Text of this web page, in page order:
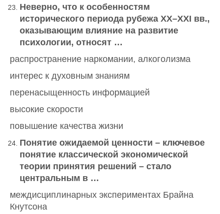
Неверно, что к особенностям
исторического периода рубежа XX–XXI вв.,
оказывающим влияние на развитие
психологии, относят …
распространение наркомании, алкоголизма
интерес к духовным знаниям
перенасыщенность информацией
высокие скорости
повышение качества жизни
Понятие ожидаемой ценности – ключевое
понятие классической экономической
теории принятия решений – стало
центральным в …
междисциплинарных экспериментах Брайна
Кнутсона